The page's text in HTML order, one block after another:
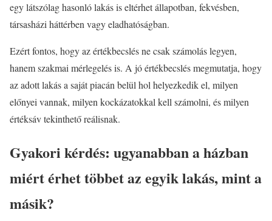
egy látszólag hasonló lakás is eltérhet állapotban, fekvésben,
társasházi háttérben vagy eladhatóságban.
Ezért fontos, hogy az értékbecslés ne csak számolás legyen,
hanem szakmai mérlegelés is. A jó értékbecslés megmutatja, hogy
az adott lakás a saját piacán belül hol helyezkedik el, milyen
előnyei vannak, milyen kockázatokkal kell számolni, és milyen
értéksáv tekinthető reálisnak.
Gyakori kérdés: ugyanabban a házban
miért érhet többet az egyik lakás, mint a
másik?